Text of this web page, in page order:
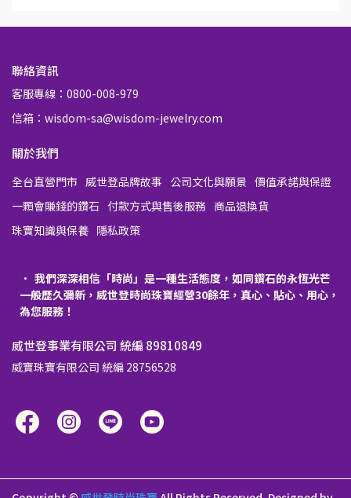
聯絡資訊
客服專線：0800-008-979
信箱：wisdom-sa@wisdom-jewelry.com
關於我們
全台直營門市 威世登品牌故事 公司文化與願景 價值承諾與保證
一顆會賺錢的鑽石 付款方式與售後服務 商品退換貨
珠寶知識與保養 隱私政策
我們深深相信「時尚」是一種生活態度，如同鑽石的永恆光芒
一般歷久彌新，威世登時尚珠寶經營30餘年，真心、貼心、用心，
為您服務！
威世登事業有限公司 統編 89810849
威寶珠寶有限公司 統編 28756528